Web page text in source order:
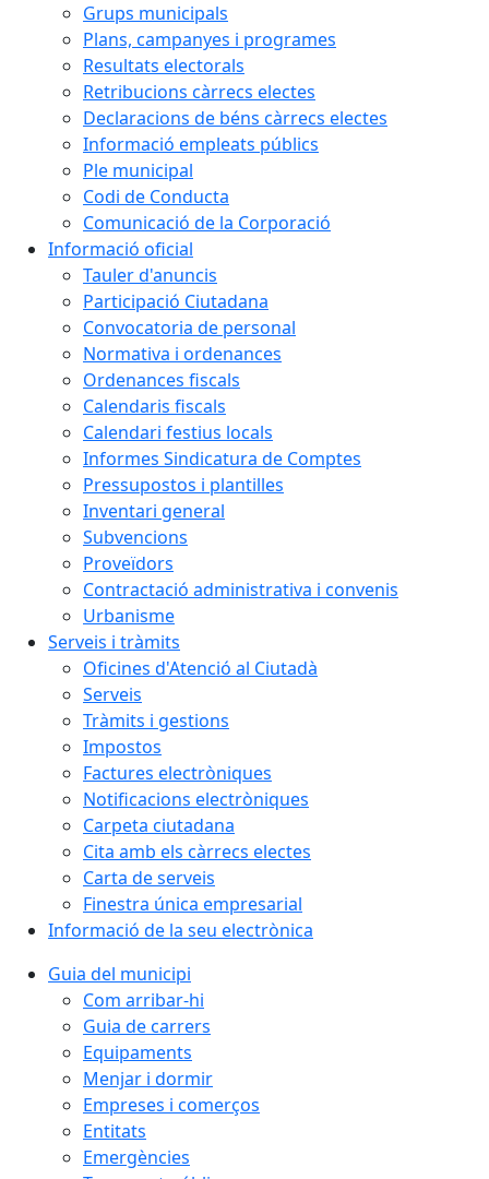
Grups municipals
Plans, campanyes i programes
Resultats electorals
Retribucions càrrecs electes
Declaracions de béns càrrecs electes
Informació empleats públics
Ple municipal
Codi de Conducta
Comunicació de la Corporació
Informació oficial
Tauler d'anuncis
Participació Ciutadana
Convocatoria de personal
Normativa i ordenances
Ordenances fiscals
Calendaris fiscals
Calendari festius locals
Informes Sindicatura de Comptes
Pressupostos i plantilles
Inventari general
Subvencions
Proveïdors
Contractació administrativa i convenis
Urbanisme
Serveis i tràmits
Oficines d'Atenció al Ciutadà
Serveis
Tràmits i gestions
Impostos
Factures electròniques
Notificacions electròniques
Carpeta ciutadana
Cita amb els càrrecs electes
Carta de serveis
Finestra única empresarial
Informació de la seu electrònica
Guia del municipi
Com arribar-hi
Guia de carrers
Equipaments
Menjar i dormir
Empreses i comerços
Entitats
Emergències